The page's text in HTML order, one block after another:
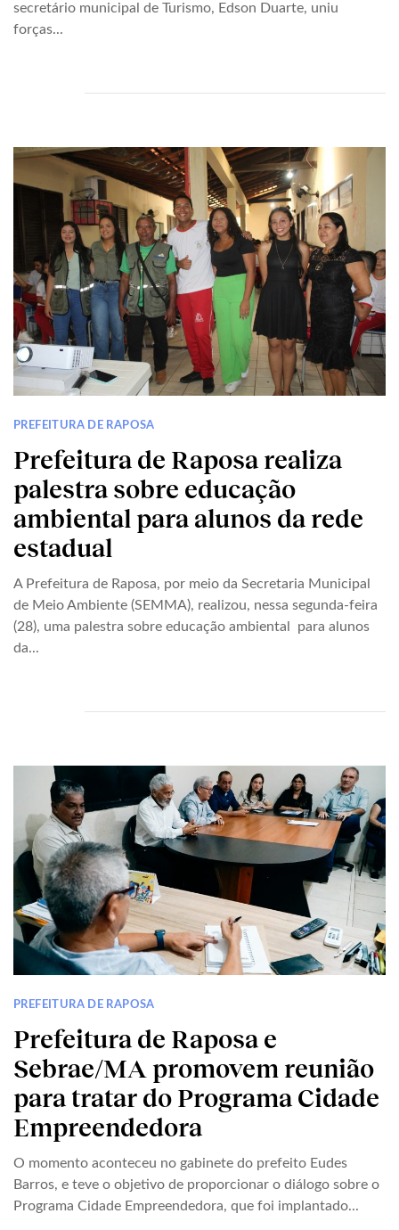
secretário municipal de Turismo, Edson Duarte, uniu
forças...
PREFEITURA DE RAPOSA
Prefeitura de Raposa realiza
palestra sobre educação
ambiental para alunos da rede
estadual
A Prefeitura de Raposa, por meio da Secretaria Municipal
de Meio Ambiente (SEMMA), realizou, nessa segunda-feira
(28), uma palestra sobre educação ambiental para alunos
da...
PREFEITURA DE RAPOSA
Prefeitura de Raposa e
Sebrae/MA promovem reunião
para tratar do Programa Cidade
Empreendedora
O momento aconteceu no gabinete do prefeito Eudes
Barros, e teve o objetivo de proporcionar o diálogo sobre o
Programa Cidade Empreendedora, que foi implantado...